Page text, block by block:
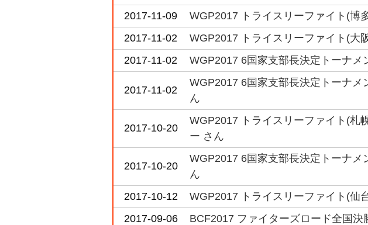
2017-11-09
WGP2017 トライスリーファイト(博
2017-11-02
WGP2017 トライスリーファイト(大
2017-11-02
WGP2017 6国家支部長決定トーナ
2017-11-02
WGP2017 6国家支部長決定トーナメ
ん
2017-10-20
WGP2017 トライスリーファイト(札
ー さん
2017-10-20
WGP2017 6国家支部長決定トーナメ
ん
2017-10-12
WGP2017 トライスリーファイト(仙
2017-09-06
BCF2017 ファイターズロード全国